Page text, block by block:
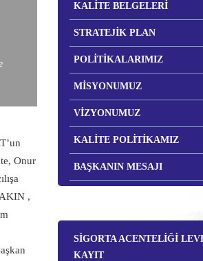
Onur
,
KALİTE BELGELERİ
STRATEJİK PLAN
POLİTİKALARIMIZ
MİSYONUMUZ
VİZYONUMUZ
KALİTE POLİTİKAMIZ
BAŞKANIN MESAJI
SİGORTA ACENTELİĞİ
KAYIT